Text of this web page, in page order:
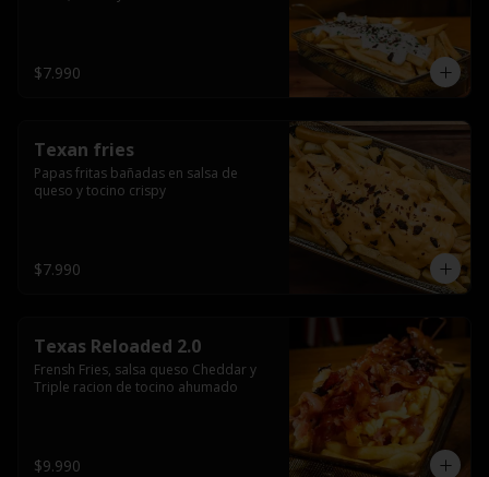
$7.990
Texan fries
Papas fritas bañadas en salsa de
queso y tocino crispy
$7.990
Texas Reloaded 2.0
Frensh Fries, salsa queso Cheddar y
Triple racion de tocino ahumado
$9.990